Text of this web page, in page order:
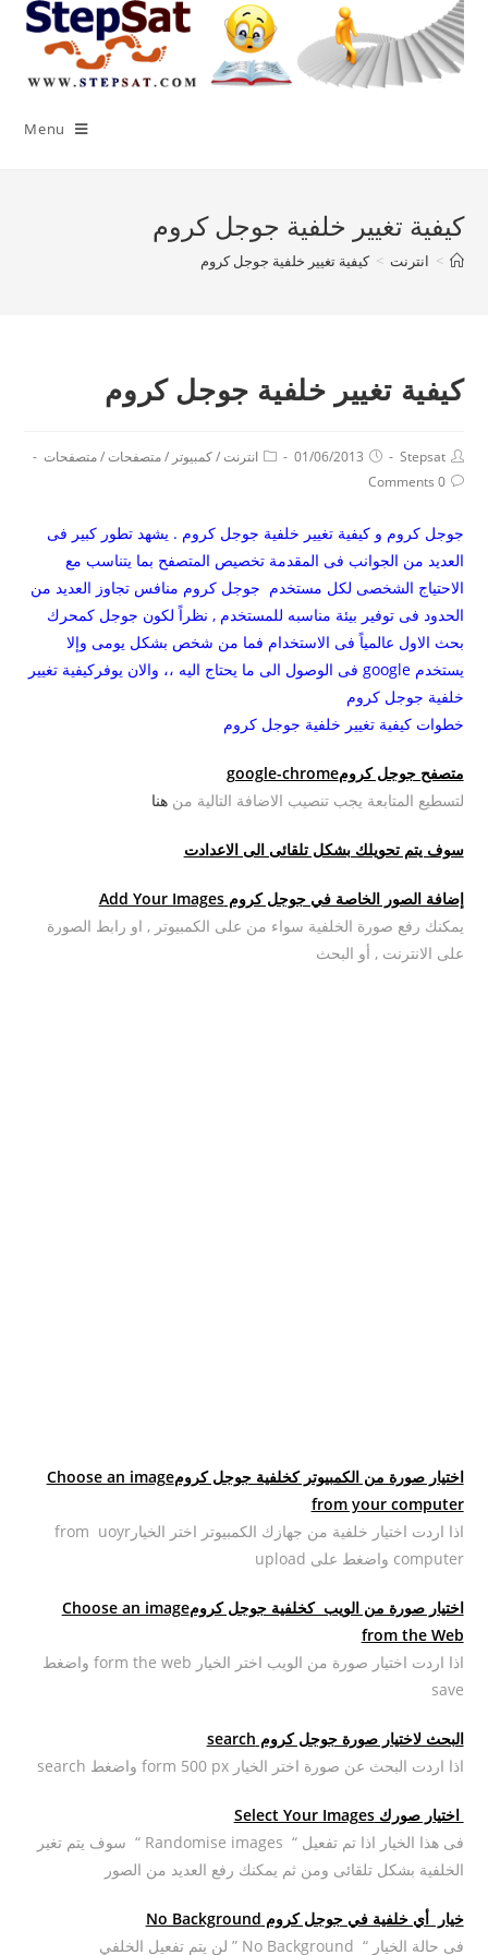
Menu
كيفية تغيير خلفية جوجل كروم
> انترنت > كيفية تغيير خلفية جوجل كروم
كيفية تغيير خلفية جوجل كروم
Stepsat
01/06/2013 انترنت / كمبيوتر / متصفحات / متصفحات
0 Comments
جوجل كروم و كيفية تغيير خلفية جوجل كروم . يشهد تطور كبير فى
العديد من الجوانب فى المقدمة تخصيص المتصفح بما يتناسب مع
الاحتياج الشخصى لكل مستخدم جوجل كروم منافس تجاوز العديد من
الحدود فى توفير بيئة مناسبه للمستخدم , نظراً لكون جوجل كمحرك
بحث الاول عالمياً فى الاستخدام فما من شخص بشكل يومى وإلا
يستخدم google فى الوصول الى ما يحتاج اليه ،، والان يوفركيفية تغيير
خلفية جوجل كروم
خطوات كيفية تغيير خلفية جوجل كروم
متصفح جوجل كرومgoogle-chrome
لتسطيع المتابعة يجب تنصيب الاضافة التالية منهنا
سوف يتم تحويلك بشكل تلقائى الى الاعدادت
إضافة الصور الخاصة في جوجل كروم Add Your Images
يمكنك رفع صورة الخلفية سواء من على الكمبيوتر , او رابط الصورة
على الانترنت , أو البحث
اختيار صورة من الكمبيوتر كخلفية جوجل كرومChoose an image
from your computer
اذا اردت اختيار خلفية من جهازك الكمبيوتر اختر الخيارfrom uoyr
computer واضغط على upload
اختيار صورة من الويب كخلفية جوجل كرومChoose an image
from the Web
اذا اردت اختيار صورة من الويب اختر الخيار form the web واضغط
save
البحث لاختيار صورة جوجل كروم search
اذا اردت البحث عن صورة اختر الخيار form 500 px واضغط search
اختيار صورك Select Your Images
فى هذا الخيار اذا تم تفعيل “ Randomise images “ سوف يتم تغير
الخلفية بشكل تلقائى ومن ثم يمكنك رفع العديد من الصور
خيار أي خلفية في جوجل كروم No Background
فى حالة الخيار “ No Background ” لن يتم تفعيل الخلفي